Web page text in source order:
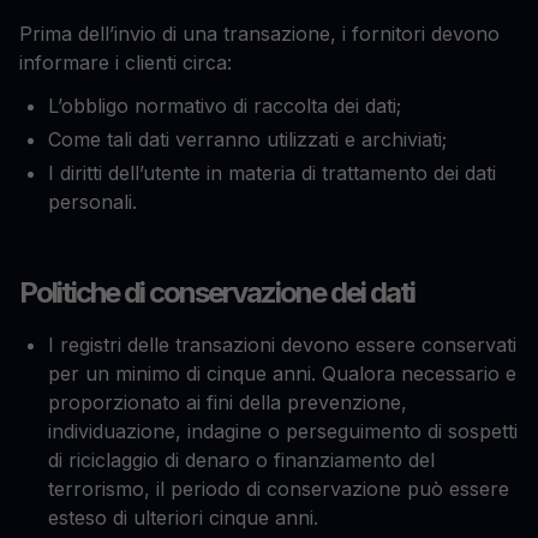
Prima dell’invio di una transazione, i fornitori devono
informare i clienti circa:
L’obbligo normativo di raccolta dei dati;
Come tali dati verranno utilizzati e archiviati;
I diritti dell’utente in materia di trattamento dei dati
personali.
Politiche di conservazione dei dati
I registri delle transazioni devono essere conservati
per un minimo di cinque anni. Qualora necessario e
proporzionato ai fini della prevenzione,
individuazione, indagine o perseguimento di sospetti
di riciclaggio di denaro o finanziamento del
terrorismo, il periodo di conservazione può essere
esteso di ulteriori cinque anni.